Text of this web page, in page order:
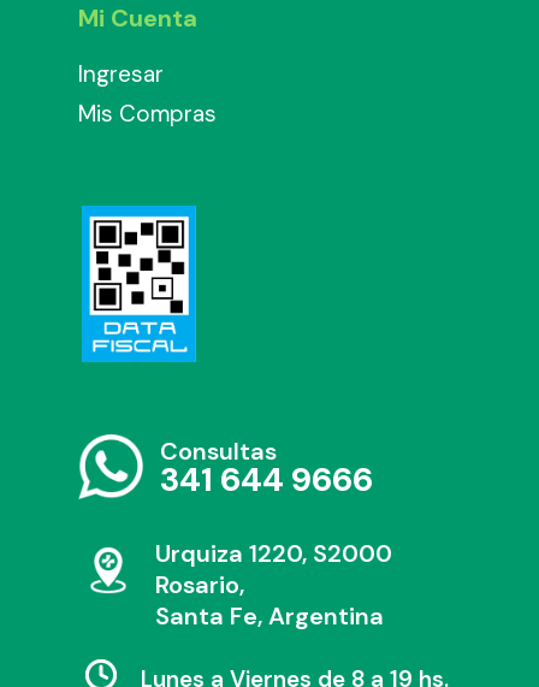
Mi Cuenta
Ingresar
Mis Compras
Consultas
341 644 9666
Urquiza 1220, S2000
Rosario,
Santa Fe, Argentina
Lunes a Viernes de 8 a 19 hs.